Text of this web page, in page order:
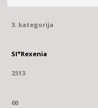
3. kategorija
SI*Rexenia
2513
60